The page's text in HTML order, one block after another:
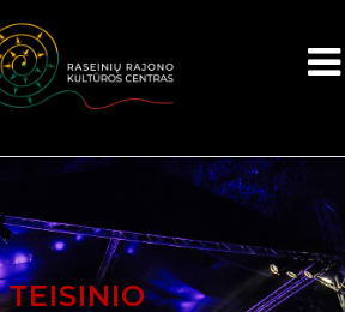
TEISINIO